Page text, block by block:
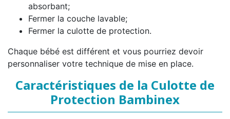
absorbant;
Fermer la couche lavable;
Fermer la culotte de protection.
Chaque bébé est différent et vous pourriez devoir
personnaliser votre technique de mise en place.
Caractéristiques de la Culotte de
Protection Bambinex